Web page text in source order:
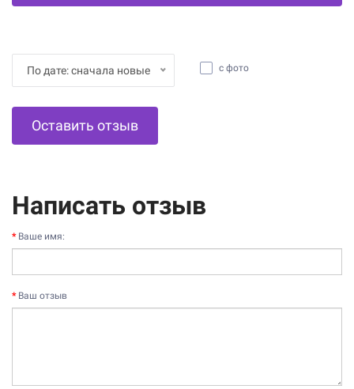
По дате: сначала новые с фото
Оставить отзыв
Написать отзыв
Ваше имя:
Ваш отзыв